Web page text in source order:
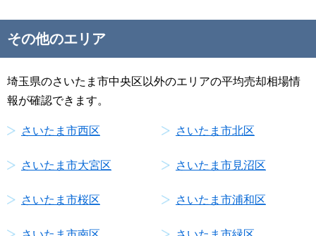
その他のエリア
埼玉県のさいたま市中央区以外のエリアの平均売却相場情
報が確認できます。
さいたま市西区 さいたま市北区
さいたま市大宮区 さいたま市見沼区
さいたま市桜区 さいたま市浦和区